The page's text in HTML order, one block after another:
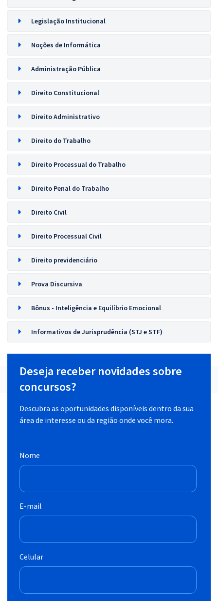
Legislação Institucional
Noções de Informática
Administração Pública
Direito Constitucional
Direito Administrativo
Direito do Trabalho
Direito Processual do Trabalho
Direito Penal do Trabalho
Direito Civil
Direito Processual Civil
Direito previdenciário
Prova Discursiva
Bônus - Inteligência e Equilíbrio Emocional
Informativos de Jurisprudência (STJ e STF)
Deseja receber novidades sobre
concursos?
Descubra as oportunidades disponíveis dentro da sua
área de interesse ou da região onde você mora.
Nome
E-mail
Celular